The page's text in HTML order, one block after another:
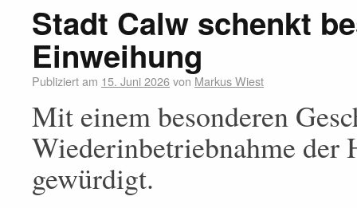
Stadt Calw schenkt
Einweihung
Publiziert am 15. Juni 2026von Markus Wiest
Mit einem besonderen
Wiederinbetriebnahme der
gewürdigt.